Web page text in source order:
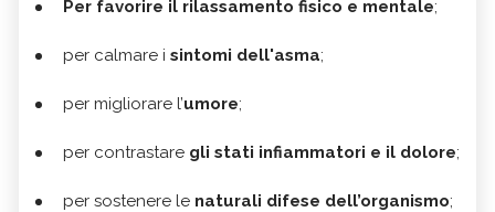
Per favorire il rilassamento fisico e mentale;
per calmare i sintomi dell'asma;
per migliorare l’umore;
per contrastare gli stati infiammatori e il dolore;
per sostenere le naturali difese dell’organismo;